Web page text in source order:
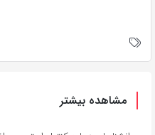
مشاهده بیشتر